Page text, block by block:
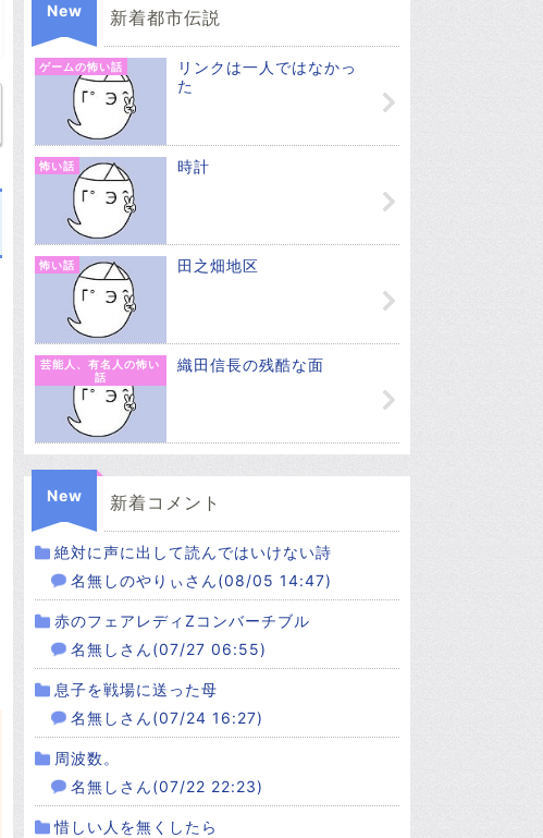
New 新着都市伝説
ゲームの怖い話
リンクは一人ではなかっ
た
怖い話 時計
怖い話 田之畑地区
芸能人、有名人の怖い
話
織田信長の残酷な面
New 新着コメント
絶対に声に出して読んではいけない詩
名無しのやりぃさん(08/05 14:47)
赤のフェアレディZコンバーチブル
名無しさん(07/27 06:55)
息子を戦場に送った母
名無しさん(07/24 16:27)
周波数。
名無しさん(07/22 22:23)
惜しい人を無くしたら